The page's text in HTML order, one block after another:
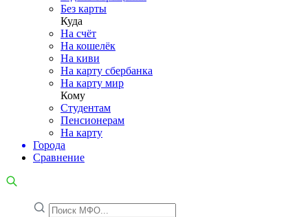
Без карты
Куда
На счёт
На кошелёк
На киви
На карту сбербанка
На карту мир
Кому
Студентам
Пенсионерам
На карту
Города
Сравнение